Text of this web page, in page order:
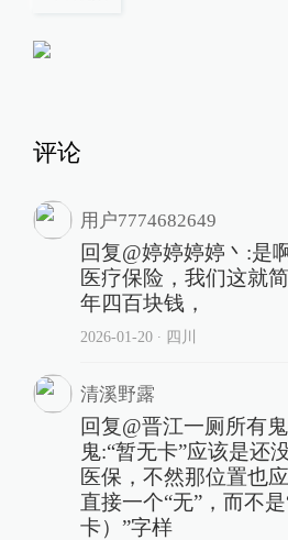
评论
用户7774682649
回复@婷婷婷婷丶:是
医疗保险，我们这就
年四百块钱，
2026-01-20∙ 四川
清溪野露
回复@晋江一厕所有
鬼:“暂无卡”应该是还
医保，不然那位置也
直接一个“无”，而不
卡）”字样